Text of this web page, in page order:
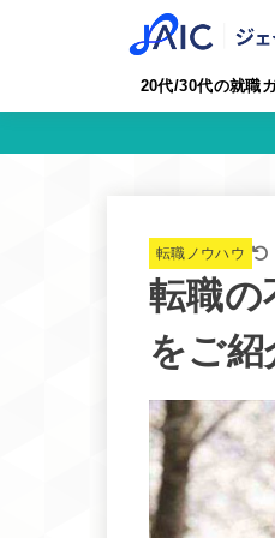
20代/30代の就職
転職ノウハウ
転職の
をご紹